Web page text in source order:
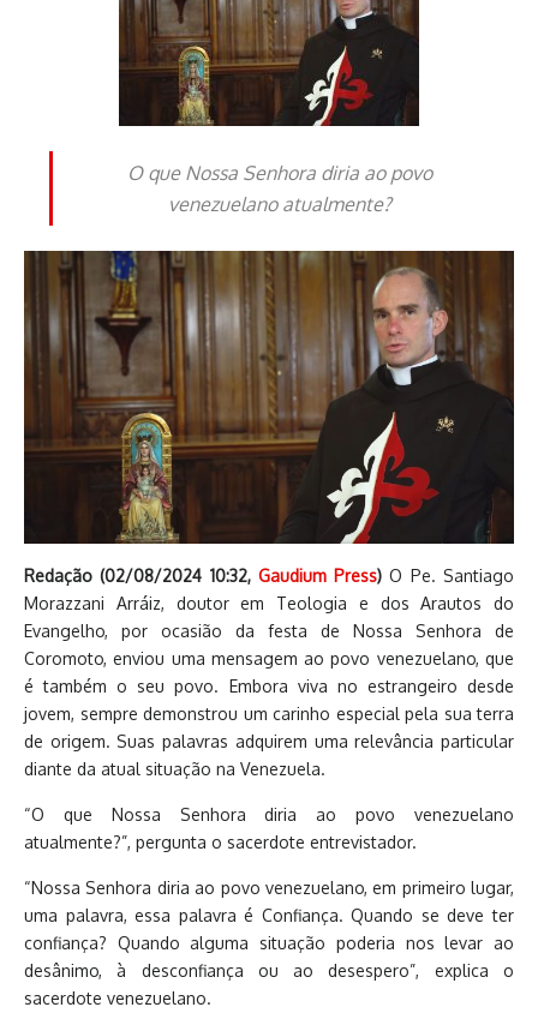
O que Nossa Senhora diria ao povo
venezuelano atualmente?
Redação (02/08/2024 10:32, Gaudium Press)O Pe. Santiago
Morazzani Arráiz, doutor em Teologia e dos Arautos do
Evangelho, por ocasião da festa de Nossa Senhora de
Coromoto, enviou uma mensagem ao povo venezuelano, que
é também o seu povo. Embora viva no estrangeiro desde
jovem, sempre demonstrou um carinho especial pela sua terra
de origem. Suas palavras adquirem uma relevância particular
diante da atual situação na Venezuela.
“O que Nossa Senhora diria ao povo venezuelano
atualmente?”, pergunta o sacerdote entrevistador.
“Nossa Senhora diria ao povo venezuelano, em primeiro lugar,
uma palavra, essa palavra é Confiança. Quando se deve ter
confiança? Quando alguma situação poderia nos levar ao
desânimo, à desconfiança ou ao desespero”, explica o
sacerdote venezuelano.